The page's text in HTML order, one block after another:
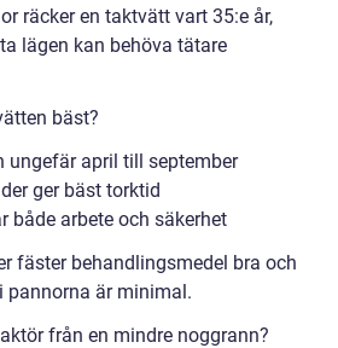
räcker en taktvätt vart 35:e år,
lägen kan behöva tätare
bäst?
ungefär april till september
ger bäst torktid
både arbete och säkerhet
fäster behandlingsmedel bra och
pannorna är minimal.
från en mindre noggrann?